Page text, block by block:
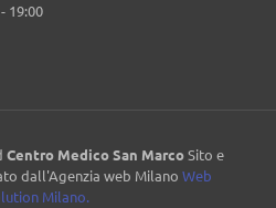
19:00
Centro Medico San MarcoSito e
dall'Agenzia web Milano Web
Milano.